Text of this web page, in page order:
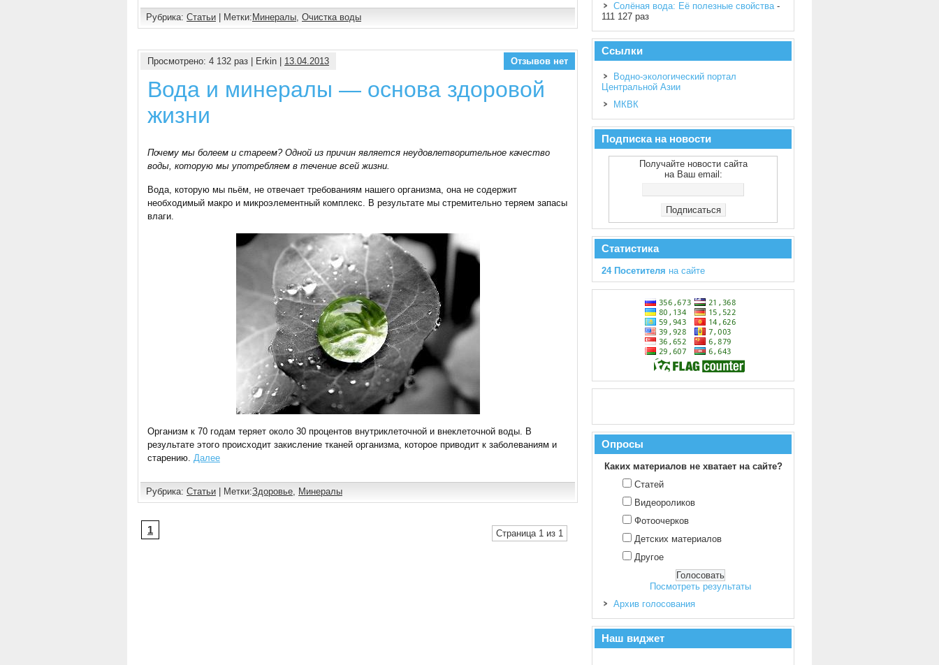
Рубрика: Статьи | Метки: Минералы, Очистка воды
Просмотрено: 4 132 раз | Erkin | 13.04.2013 Отзывов нет
Вода и минералы — основа здоровой
жизни
Почему мы болеем и стареем? Одной из причин является неудовлетворительное качество
воды, которую мы употребляем в течение всей жизни.
Вода, которую мы пьём, не отвечает требованиям нашего организма, она не содержит
необходимый макро и микроэлементный комплекс. В результате мы стремительно теряем запасы
влаги.
Организм к 70 годам теряет около 30 процентов внутриклеточной и внеклеточной воды. В
результате этого происходит закисление тканей организма, которое приводит к заболеваниям и
старению. Далее
Рубрика: Статьи | Метки:Здоровье, Минералы
Страница 1 из 1
1
Солёная вода: Её полезные свойства-
111 127 раз
Ссылки
Водно-экологический портал
Центральной Азии
МКВК
Подписка на новости
Получайте новости сайта
на Ваш email:
Статистика
24 Посетителя на сайте
Опросы
Каких материалов не хватает на сайте?
Статей
Видеороликов
Фотоочерков
Детских материалов
Другое
Посмотреть результаты
Архив голосования
Наш виджет